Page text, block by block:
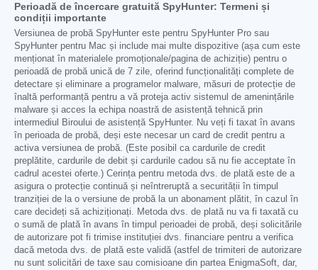
Perioadă de încercare gratuită SpyHunter: Termeni și
condiții importante
Versiunea de probă SpyHunter este pentru SpyHunter Pro sau
SpyHunter pentru Mac și include mai multe dispozitive (așa cum este
menționat în materialele promoționale/pagina de achiziție) pentru o
perioadă de probă unică de 7 zile, oferind funcționalități complete de
detectare și eliminare a programelor malware, măsuri de protecție de
înaltă performanță pentru a vă proteja activ sistemul de amenințările
malware și acces la echipa noastră de asistență tehnică prin
intermediul Biroului de asistență SpyHunter. Nu veți fi taxat în avans
în perioada de probă, deși este necesar un card de credit pentru a
activa versiunea de probă. (Este posibil ca cardurile de credit
preplătite, cardurile de debit și cardurile cadou să nu fie acceptate în
cadrul acestei oferte.) Cerința pentru metoda dvs. de plată este de a
asigura o protecție continuă și neîntreruptă a securității în timpul
tranziției de la o versiune de probă la un abonament plătit, în cazul în
care decideți să achiziționați. Metoda dvs. de plată nu va fi taxată cu
o sumă de plată în avans în timpul perioadei de probă, deși solicitările
de autorizare pot fi trimise instituției dvs. financiare pentru a verifica
dacă metoda dvs. de plată este validă (astfel de trimiteri de autorizare
nu sunt solicitări de taxe sau comisioane din partea EnigmaSoft, dar,